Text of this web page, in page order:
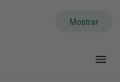
Mostrar